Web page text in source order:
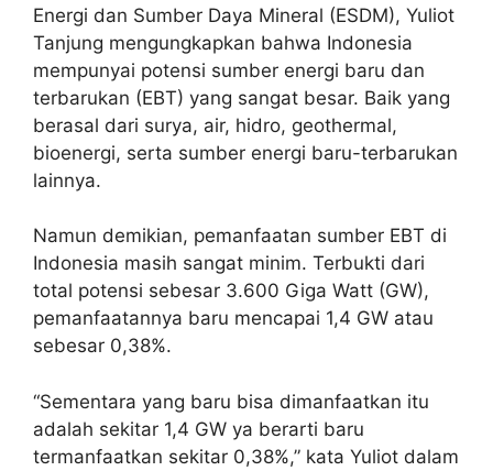
Energi dan Sumber Daya Mineral (ESDM), Yuliot
Tanjung mengungkapkan bahwa Indonesia
mempunyai potensi sumber energi baru dan
terbarukan (EBT) yang sangat besar. Baik yang
berasal dari surya, air, hidro, geothermal,
bioenergi, serta sumber energi baru-terbarukan
lainnya.
Namun demikian, pemanfaatan sumber EBT di
Indonesia masih sangat minim. Terbukti dari
total potensi sebesar 3.600 Giga Watt (GW),
pemanfaatannya baru mencapai 1,4 GW atau
sebesar 0,38%.
“Sementara yang baru bisa dimanfaatkan itu
adalah sekitar 1,4 GW ya berarti baru
termanfaatkan sekitar 0,38%,” kata Yuliot dalam